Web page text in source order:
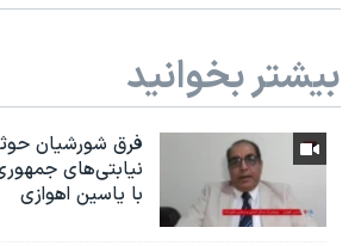
بیشتر بخوانید
فرق شورشیان
نیابتی‌های
با یاسین اهوازی